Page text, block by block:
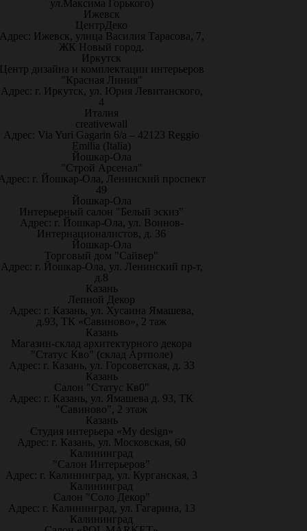
ул.Максима Горького)
Ижевск
ЦентрДеко
Ижевск, улица Василия Тарасова, 7,
ЖК Новый город.
Иркутск
дизайна и комплектации интерьеров
"Красная Линия"
Адрес: г. Иркутск, ул. Юрия Левитанского,
4
Италия
creativewall
Адрес: Via Yuri Gagarin 6/a – 42123 Reggio
Emilia (Italia)
Йошкар-Ола
"Строй Арсенал"
г. Йошкар-Ола, Ленинский проспект
49
Йошкар-Ола
Интерьерный салон "Белый эскиз"
Адрес: г. Йошкар-Ола, ул. Воинов-
Интернационалистов, д. 36
Йошкар-Ола
Торговый дом "Сайвер"
Адрес: г. Йошкар-Ола, ул. Ленинский пр-т,
д.8
Казань
Лепной Декор
Адрес: г. Казань, ул. Хусаина Ямашева,
д.93, ТК «Савиново», 2 таж
Казань
Магазин-склад архитектурного декора
"Статус Кво" (склад Артполе)
Адрес: г. Казань, ул. Горсоветская, д. 33
Казань
Салон "Статус Кв0"
Адрес: г. Казань, ул. Ямашева д. 93, ТК
"Савиново", 2 этаж
Казань
Студия интерьера «My design»
Адрес: г. Казань, ул. Московская, 60
Калининград
"Салон Интерьеров"
Адрес: г. Калининград, ул. Курганская, 3
Калининград
Салон "Соло Декор"
Адрес: г. Калининград, ул. Гагарина, 13
Калининград